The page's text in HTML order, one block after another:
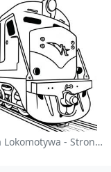
Kolorowa Lokomotywa - Strona Do Kolorowania